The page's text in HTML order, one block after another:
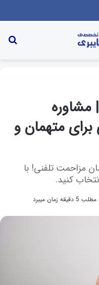
مشاوره
متهمان و
مزاحمت تلفنی! با
کنید.
زمان میبرد